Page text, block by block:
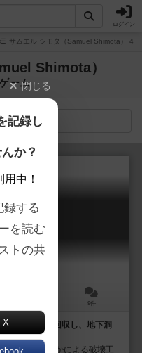
ログイン
サムエル シモタ（Samuel Shimota） 4
Shimota）
ーム
ュー
9件
乗員ポッドを回収し、地下洞
宇宙船が何者かによる破壊工
閉じる
記録し
か？
中！
録する
を読む
トの共
X